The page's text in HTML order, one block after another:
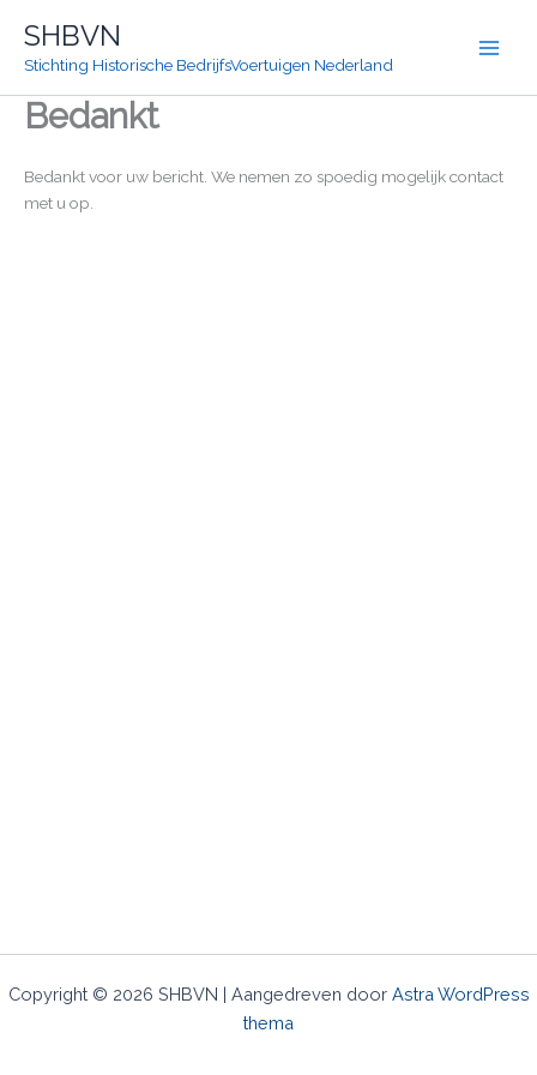
naar
inhoud
SHBVN
Stichting Historische BedrijfsVoertuigen Nederland
Bedankt
Bedankt voor uw bericht. We nemen zo spoedig mogelijk contact
met u op.
Copyright © 2026 SHBVN | Aangedreven door Astra WordPress
thema